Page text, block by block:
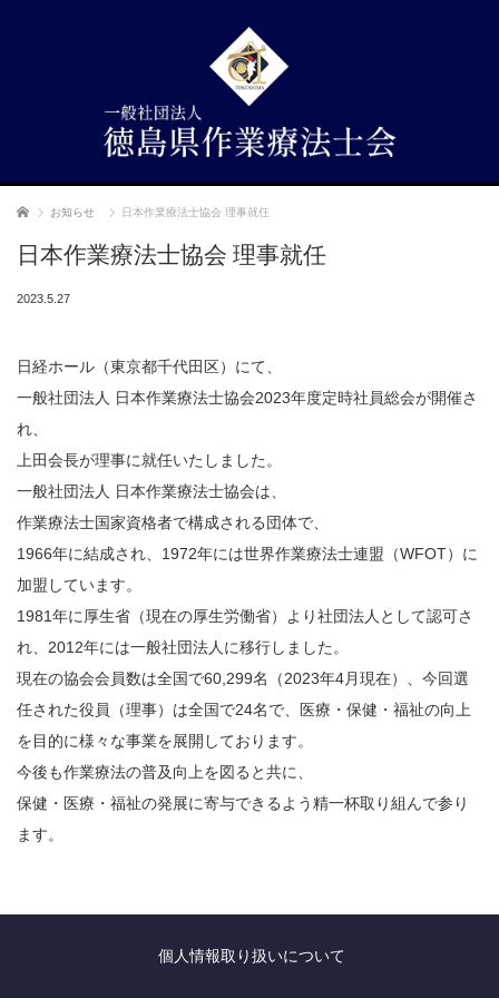
ホーム お知らせ 日本作業療法士協会 理事就任
日本作業療法士協会 理事就任
2023.5.27
日経ホール（東京都千代田区）にて、
一般社団法人 日本作業療法士協会2023年度定時社員総会が開催さ
れ、
上田会長が理事に就任いたしました。
一般社団法人 日本作業療法士協会は、
作業療法士国家資格者で構成される団体で、
1966年に結成され、1972年には世界作業療法士連盟（WFOT）に
加盟しています。
1981年に厚生省（現在の厚生労働省）より社団法人として認可さ
れ、2012年には一般社団法人に移行しました。
現在の協会会員数は全国で60,299名（2023年4月現在）、今回選
任された役員（理事）は全国で24名で、医療・保健・福祉の向上
を目的に様々な事業を展開しております。
今後も作業療法の普及向上を図ると共に、
保健・医療・福祉の発展に寄与できるよう精一杯取り組んで参り
ます。
個人情報取り扱いについて